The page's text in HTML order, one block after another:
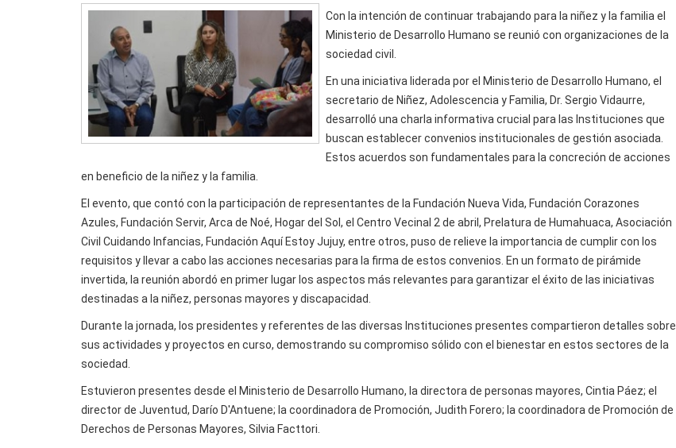
Con la intención de continuar trabajando para la niñez y la familia el
Ministerio de Desarrollo Humano se reunió con organizaciones de la
sociedad civil.
En una iniciativa liderada por el Ministerio de Desarrollo Humano, el
secretario de Niñez, Adolescencia y Familia, Dr. Sergio Vidaurre,
desarrolló una charla informativa crucial para las Instituciones que
buscan establecer convenios institucionales de gestión asociada.
Estos acuerdos son fundamentales para la concreción de acciones
en beneficio de la niñez y la familia.
El evento, que contó con la participación de representantes de la Fundación Nueva Vida, Fundación Corazones
Azules, Fundación Servir, Arca de Noé, Hogar del Sol, el Centro Vecinal 2 de abril, Prelatura de Humahuaca, Asociación
Civil Cuidando Infancias, Fundación Aquí Estoy Jujuy, entre otros, puso de relieve la importancia de cumplir con los
requisitos y llevar a cabo las acciones necesarias para la firma de estos convenios. En un formato de pirámide
invertida, la reunión abordó en primer lugar los aspectos más relevantes para garantizar el éxito de las iniciativas
destinadas a la niñez, personas mayores y discapacidad.
Durante la jornada, los presidentes y referentes de las diversas Instituciones presentes compartieron detalles sobre
sus actividades y proyectos en curso, demostrando su compromiso sólido con el bienestar en estos sectores de la
sociedad.
Estuvieron presentes desde el Ministerio de Desarrollo Humano, la directora de personas mayores, Cintia Páez; el
director de Juventud, Darío D'Antuene; la coordinadora de Promoción, Judith Forero; la coordinadora de Promoción de
Derechos de Personas Mayores, Silvia Facttori.